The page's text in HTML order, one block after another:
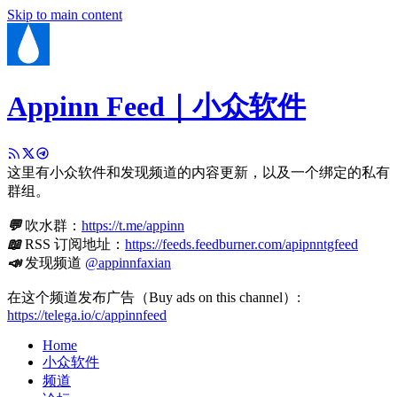
Skip to main content
Appinn Feed｜小众软件
这里有小众软件和发现频道的内容更新，以及一个绑定的私有
群组。
💬吹水群： https://t.me/appinn
📖RSS 订阅地址： https://feeds.feedburner.com/apipnntgfeed
📣发现频道 @appinnfaxian
在这个频道发布广告（Buy ads on this channel）:
https://telega.io/c/appinnfeed
Home
小众软件
频道